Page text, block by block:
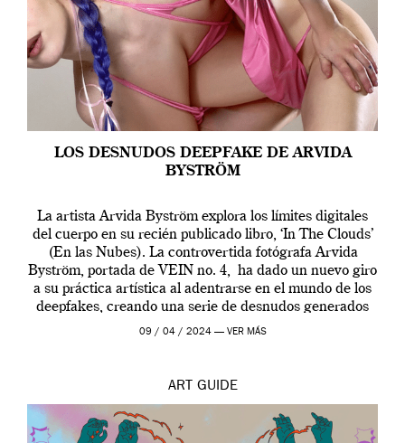
LOS DESNUDOS DEEPFAKE DE ARVIDA
BYSTRÖM
La artista Arvida Byström explora los límites digitales
del cuerpo en su recién publicado libro, ‘In The Clouds’
(En las Nubes). La controvertida fotógrafa Arvida
Byström, portada de VEIN no. 4, ha dado un nuevo giro
a su práctica artística al adentrarse en el mundo de los
deepfakes, creando una serie de desnudos generados
por […]
09 / 04 / 2024 — VER MÁS
ART GUIDE